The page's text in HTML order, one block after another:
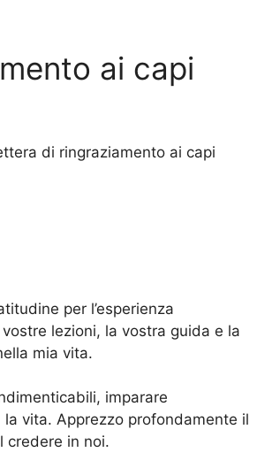
ai capi
di ringraziamento ai capi
per l’esperienza
lezioni, la vostra guida e la
mia vita.
imparare
vita. Apprezzo profondamente il
credere in noi.